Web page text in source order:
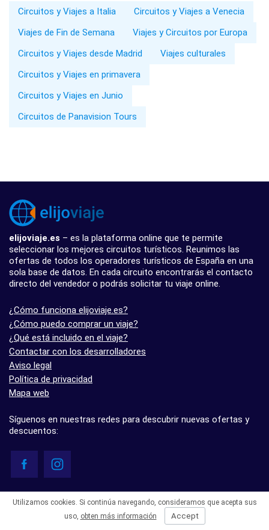
Circuitos y Viajes a Italia
Circuitos y Viajes a Venecia
Viajes de Fin de Semana
Viajes y Circuitos por Europa
Circuitos y Viajes desde Madrid
Viajes culturales
Circuitos y Viajes en primavera
Circuitos y Viajes en Junio
Circuitos de Panavision Tours
elijoviaje.es – es la plataforma online que te permite
seleccionar los mejores circuitos turísticos. Reunimos las
ofertas de todos los operadores turísticos de España en una
sola base de datos. En cada circuito encontrarás el contacto
directo del vendedor o podrás solicitar tu viaje online.
¿Cómo funciona elijoviaje.es?
¿Cómo puedo comprar un viaje?
¿Qué está incluido en el viaje?
Contactar con los desarrolladores
Aviso legal
Política de privacidad
Mapa web
Síguenos en nuestras redes para descubrir nuevas ofertas y
descuentos:
- 5.0 basado en 7 opiniones
Utilizamos cookies. Si continúa navegando, consideramos que acepta sus
uso, obten más información Accept